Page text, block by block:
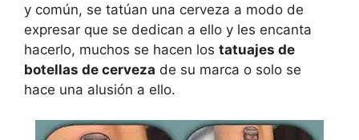
y común, se tatúan una cerveza a modo de
expresar que se dedican a ello y les encanta
hacerlo, muchos se hacen los tatuajes de
botellas de cerveza de su marca o solo se
hace una alusión a ello.